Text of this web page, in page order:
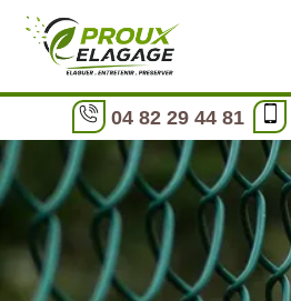
04 82 29 44 81